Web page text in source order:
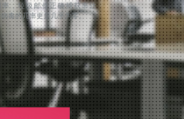
，垃圾邮件正确捕获率达
毒的几率更是几乎为零。